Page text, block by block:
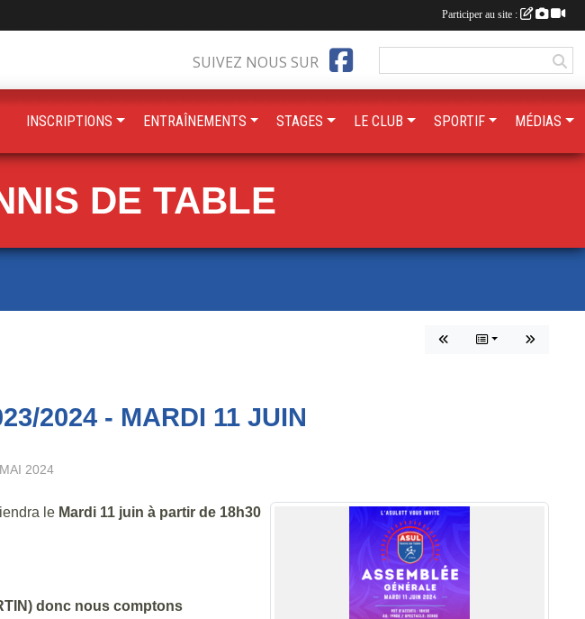
DE TABLE
2024 - MARDI 11 JUIN
2024
le Mardi 11 juin à partir de 18h30
donc nous comptons
SUIVEZ NOUS SUR
INSCRIPTIONS ENTRAÎNEMENTS STAGES LE CLUB SPORTIF MÉDIAS
Participer au site :